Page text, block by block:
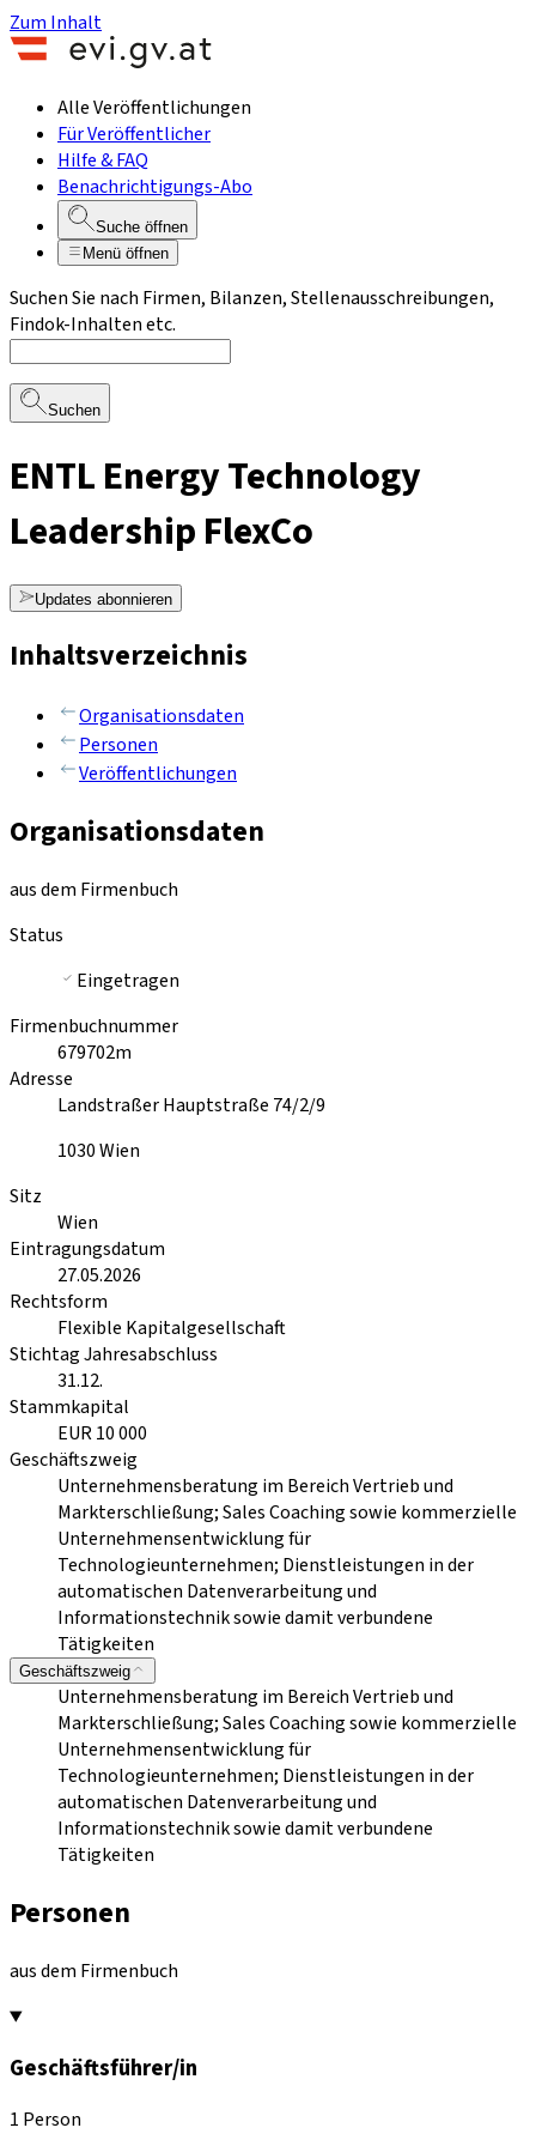
Zum Inhalt
Alle Veröffentlichungen
Für Veröffentlicher
Hilfe & FAQ
Benachrichtigungs-Abo
Suche öffnen
Menü öffnen
Suchen Sie nach Firmen, Bilanzen, Stellenausschreibungen,
Findok-Inhalten etc.
Suchen
ENTL Energy Technology
Leadership FlexCo
Updates abonnieren
Inhaltsverzeichnis
Organisationsdaten
Personen
Veröffentlichungen
Organisationsdaten
aus dem Firmenbuch
Status
Eingetragen
Firmenbuchnummer
679702m
Adresse
Landstraßer Hauptstraße 74/2/9
1030Wien
Sitz
Wien
Eintragungsdatum
27.05.2026
Rechtsform
Flexible Kapitalgesellschaft
Stichtag Jahresabschluss
31.12.
Stammkapital
EUR 10 000
Geschäftszweig
Unternehmensberatung im Bereich Vertrieb und
Markterschließung; Sales Coaching sowie kommerzielle
Unternehmensentwicklung für
Technologieunternehmen; Dienstleistungen in der
automatischen Datenverarbeitung und
Informationstechnik sowie damit verbundene
Tätigkeiten
Geschäftszweig
Unternehmensberatung im Bereich Vertrieb und
Markterschließung; Sales Coaching sowie kommerzielle
Unternehmensentwicklung für
Technologieunternehmen; Dienstleistungen in der
automatischen Datenverarbeitung und
Informationstechnik sowie damit verbundene
Tätigkeiten
Personen
aus dem Firmenbuch
Geschäftsführer/in
1 Person